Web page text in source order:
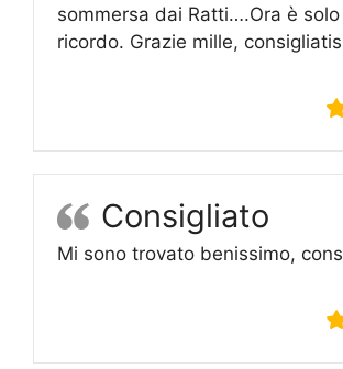
sommersa dai Ratti….Ora è solo
ricordo. Grazie mille,
Consigliato
Mi sono trovato benissimo,